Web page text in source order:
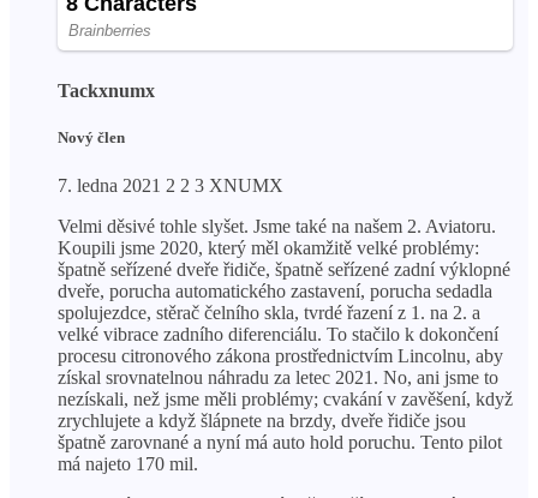
Tackxnumx
Nový člen
7. ledna 2021 2 2 3 XNUMX
Velmi děsivé tohle slyšet. Jsme také na našem 2. Aviatoru.
Koupili jsme 2020, který měl okamžitě velké problémy:
špatně seřízené dveře řidiče, špatně seřízené zadní výklopné
dveře, porucha automatického zastavení, porucha sedadla
spolujezdce, stěrač čelního skla, tvrdé řazení z 1. na 2. a
velké vibrace zadního diferenciálu. To stačilo k dokončení
procesu citronového zákona prostřednictvím Lincolnu, aby
získal srovnatelnou náhradu za letec 2021. No, ani jsme to
nezískali, než jsme měli problémy; cvakání v zavěšení, když
zrychlujete a když šlápnete na brzdy, dveře řidiče jsou
špatně zarovnané a nyní má auto hold poruchu. Tento pilot
má najeto 170 mil.